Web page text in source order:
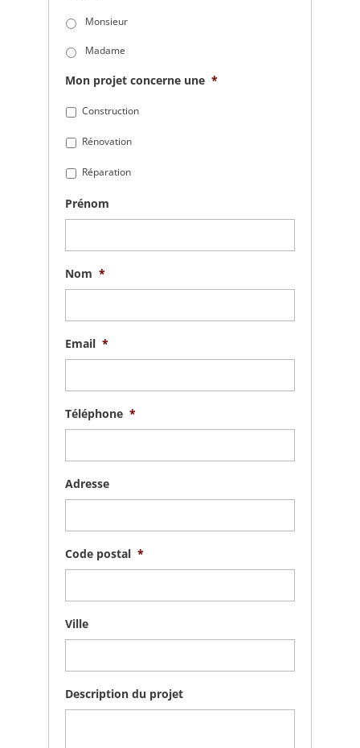
Monsieur
Madame
Mon projet concerne une *
Construction
Rénovation
Réparation
Prénom
Nom *
Email *
Téléphone *
Adresse
Code postal *
Ville
Description du projet